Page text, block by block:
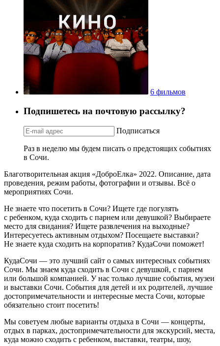
6 фильмов
Подпишетесь на почтовую рассылку?
Подписаться
Раз в неделю мы будем писать о предстоящих событиях
в Сочи.
Благотворительная акция «ДоброЕлка» 2022. Описание, дата
проведения, режим работы, фотографии и отзывы. Всё о
мероприятиях Сочи.
Не знаете что посетить в Сочи? Ищете где погулять
с ребенком, куда сходить с парнем или девушкой? Выбираете
место для свидания? Ищете развлечения на выходные?
Интересуетесь активным отдыхом? Посещаете выставки?
Не знаете куда сходить на корпоратив? КудаСочи поможет!
КудаСочи — это лучший сайт о самых интересных событиях
Сочи. Мы знаем куда сходить в Сочи с девушкой, с парнем
или большой компанией. У нас только лучшие события, музеи
и выставки Сочи. События для детей и их родителей, лучшие
достопримечательности и интересные места Сочи, которые
обязательно стоит посетить!
Мы советуем любые варианты отдыха в Сочи — концерты,
отдых в парках, достопримечательности для экскурсий, места,
куда можно сходить с ребенком, выставки, театры, шоу,